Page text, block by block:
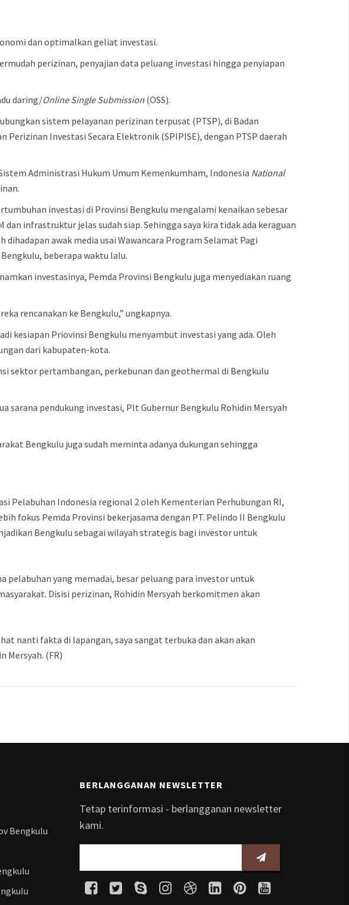
dan optimalkan geliat investasi.
perizinan, penyajian data peluang investasi hingga penyiapan
daring/Online Single Submission (OSS).
sistem pelayanan perizinan terpusat (PTSP), di Badan
Investasi Secara Elektronik (SPIPISE), dengan PTSP daerah
Administrasi Hukum Umum Kemenkumham, Indonesia National
investasi di Provinsi Bengkulu mengalami kenaikan sebesar
infrastruktur jelas sudah siap. Sehingga saya kira tidak ada keraguan
awak media usai Wawancara Program Selamat Pagi
beberapa waktu lalu.
investasinya, Pemda Provinsi Bengkulu juga menyediakan ruang
rencanakan ke Bengkulu,” ungkapnya.
kesiapan Priovinsi Bengkulu menyambut investasi yang ada. Oleh
dari kabupaten-kota.
sektor pertambangan, perkebunan dan geothermal di Bengkulu
pendukung investasi, Plt Gubernur Bengkulu Rohidin Mersyah
Bengkulu juga sudah meminta adanya dukungan sehingga
Pelabuhan Indonesia regional 2 oleh Kementerian Perhubungan RI,
fokus Pemda Provinsi bekerjasama dengan PT. Pelindo II Bengkulu
Bengkulu sebagai wilayah strategis bagi investor untuk
pelabuhan yang memadai, besar peluang para investor untuk
Disisi perizinan, Rohidin Mersyah berkomitmen akan
nanti fakta di lapangan, saya sangat terbuka dan akan akan
Mersyah. (FR)
Bengkulu
BERLANGGANAN NEWSLETTER
Tetap terinformasi - berlangganan newsletter
kami.